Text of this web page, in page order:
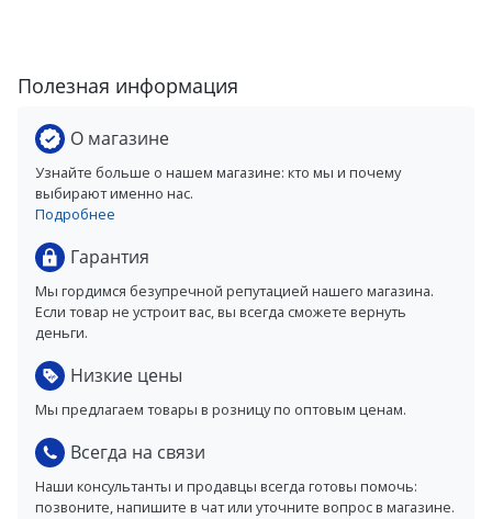
Полезная информация
О магазине
Узнайте больше о нашем магазине: кто мы и почему
выбирают именно нас.
Подробнее
Гарантия
Мы гордимся безупречной репутацией нашего магазина.
Если товар не устроит вас, вы всегда сможете вернуть
деньги.
Низкие цены
Мы предлагаем товары в розницу по оптовым ценам.
Всегда на связи
Наши консультанты и продавцы всегда готовы помочь:
позвоните, напишите в чат или уточните вопрос в магазине.